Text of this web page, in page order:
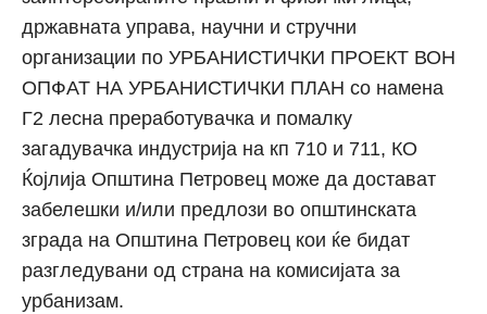
државната управа, научни и стручни
организации по УРБАНИСТИЧКИ ПРОЕКТ ВОН
ОПФАТ НА УРБАНИСТИЧКИ ПЛАН со намена
Г2 лесна преработувачка и помалку
загадувачка индустрија на кп 710 и 711, КO
Ќојлија Општина Петровец може да достават
забелешки и/или предлози во општинската
зграда на Општина Петровец кои ќе бидат
разгледувани од страна на комисијата за
урбанизам.